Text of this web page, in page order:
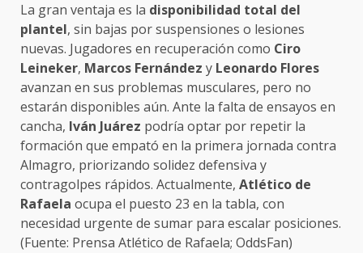
La gran ventaja es la disponibilidad total del
plantel, sin bajas por suspensiones o lesiones
nuevas. Jugadores en recuperación como Ciro
Leineker, Marcos Fernández y Leonardo Flores
avanzan en sus problemas musculares, pero no
estarán disponibles aún. Ante la falta de ensayos en
cancha, Iván Juárez podría optar por repetir la
formación que empató en la primera jornada contra
Almagro, priorizando solidez defensiva y
contragolpes rápidos. Actualmente, Atlético de
Rafaela ocupa el puesto 23 en la tabla, con
necesidad urgente de sumar para escalar posiciones.
(Fuente: Prensa Atlético de Rafaela; OddsFan)